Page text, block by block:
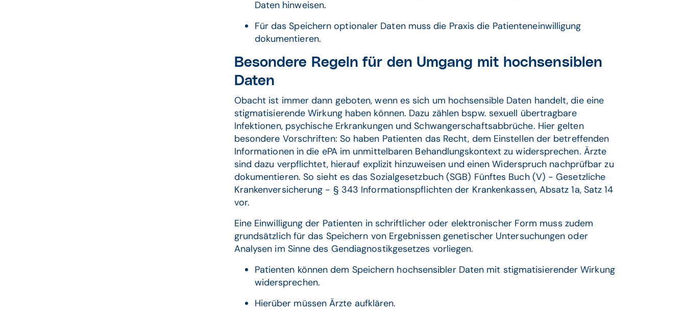
Daten hinweisen.
Für das Speichern optionaler Daten muss die Praxis die Patienteneinwilligung
dokumentieren.
Besondere Regeln für den Umgang mit hochsensiblen
Daten
Obacht ist immer dann geboten, wenn es sich um hochsensible Daten handelt, die eine
stigmatisierende Wirkung haben können. Dazu zählen bspw. sexuell übertragbare
Infektionen, psychische Erkrankungen und Schwangerschaftsabbrüche. Hier gelten
besondere Vorschriften: So haben Patienten das Recht, dem Einstellen der betreffenden
Informationen in die ePA im unmittelbaren Behandlungskontext zu widersprechen. Ärzte
sind dazu verpflichtet, hierauf explizit hinzuweisen und einen Widerspruch nachprüfbar zu
dokumentieren. So sieht es das Sozialgesetzbuch (SGB) Fünftes Buch (V) - Gesetzliche
Krankenversicherung - § 343 Informationspflichten der Krankenkassen, Absatz 1a, Satz 14
vor.
Eine Einwilligung der Patienten in schriftlicher oder elektronischer Form muss zudem
grundsätzlich für das Speichern von Ergebnissen genetischer Untersuchungen oder
Analysen im Sinne des Gendiagnostikgesetzes vorliegen.
Patienten können dem Speichern hochsensibler Daten mit stigmatisierender Wirkung
widersprechen.
Hierüber müssen Ärzte aufklären.